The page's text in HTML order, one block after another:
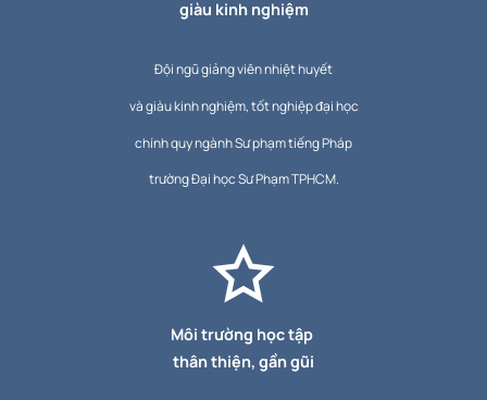
giàu kinh nghiệm
Đội ngũ giảng viên nhiệt huyết
và giàu kinh nghiệm, tốt nghiệp đại học
chính quy ngành Sư phạm tiếng Pháp
trường Đại học Sư Phạm TPHCM.
Môi trường học tập
thân thiện, gần gũi